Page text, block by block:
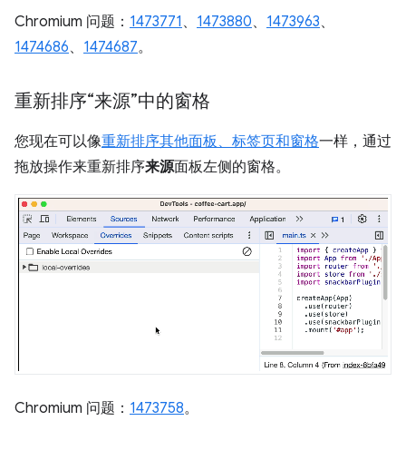
Chromium 问题： 1473771 、 1473880、 1473963、
1474686、 1474687。
重新排序“来源”中的窗格
您现在可以像重新排序其他面板、标签页和窗格一样，通过
拖放操作来重新排序来源面板左侧的窗格。
Chromium 问题： 1473758。